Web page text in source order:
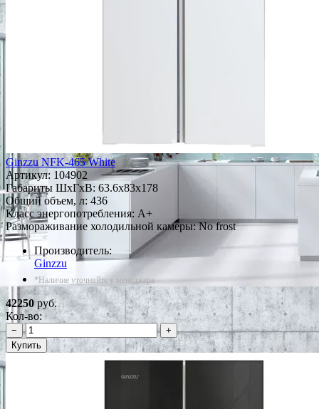
Ginzzu NFK-465 White
Артикул: 104902
Габариты ШxГxВ: 63.6x83x178
Общий объем, л: 436
Класс энергопотребления: A+
Размораживание холодильной камеры: No frost
Производитель:
Ginzzu
*Наличие уточняйте у менеджера
42250руб.
Кол-во:
−
+
Купить